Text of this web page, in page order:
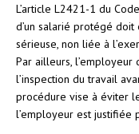
L’article L2421-1 du
d’un salarié protégé
sérieuse, non liée à
Par ailleurs,
l’inspection du travail
procédure vise à éviter
l’employeur est justifiée